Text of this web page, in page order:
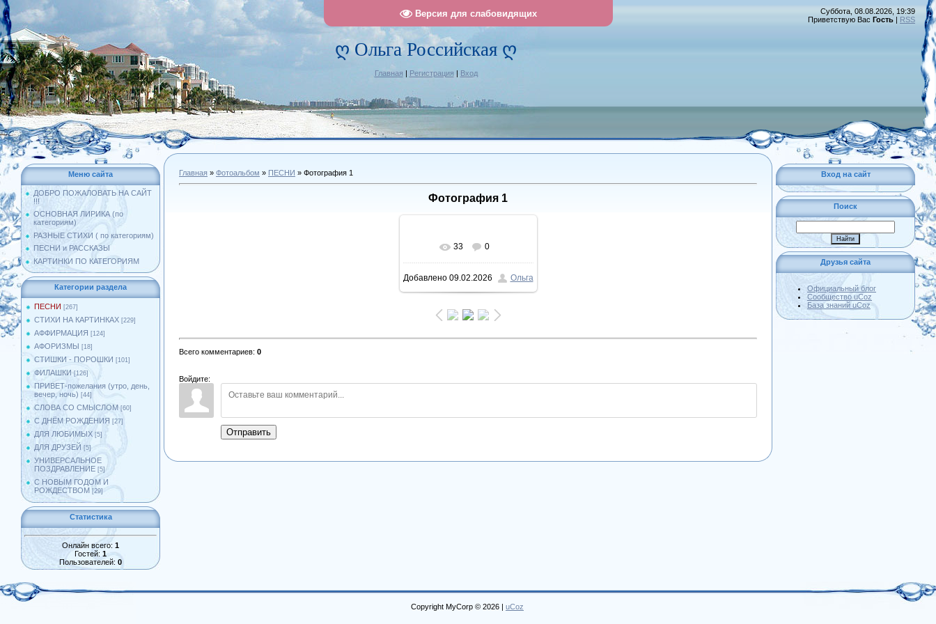
Версия для слабовидящих
ღ Ольга Российская ღ
Главная | Регистрация | Вход
Суббота, 08.08.2026, 19:39
Приветствую Вас Гость | RSS
Меню сайта
ДОБРО ПОЖАЛОВАТЬ НА САЙТ
!!!
ОСНОВНАЯ ЛИРИКА (по
категориям)
РАЗНЫЕ СТИХИ ( по категориям)
ПЕСНИ и РАССКАЗЫ
КАРТИНКИ ПО КАТЕГОРИЯМ
Категории раздела
ПЕСНИ [267]
СТИХИ НА КАРТИНКАХ [229]
АФФИРМАЦИЯ [124]
АФОРИЗМЫ [18]
СТИШКИ - ПОРОШКИ [101]
ФИЛАШКИ [126]
ПРИВЕТ-пожелания (утро, день,
вечер, ночь) [44]
СЛОВА СО СМЫСЛОМ [60]
С ДНЁМ РОЖДЕНИЯ [27]
ДЛЯ ЛЮБИМЫХ [5]
ДЛЯ ДРУЗЕЙ [5]
УНИВЕРСАЛЬНОЕ
ПОЗДРАВЛЕНИЕ [5]
С НОВЫМ ГОДОМ И
РОЖДЕСТВОМ [29]
Статистика
Онлайн всего: 1
Гостей: 1
Пользователей: 0
Главная » Фотоальбом » ПЕСНИ » Фотография 1
Фотография 1
В реальном размере
1111x1428/ 350.6Kb
33 0
Добавлено09.02.2026 Ольга
Всего комментариев: 0
Войдите:
Отправить
Вход на сайт
Поиск
Друзья сайта
Официальный блог
Сообщество uCoz
База знаний uCoz
Copyright MyCorp © 2026 | uCoz